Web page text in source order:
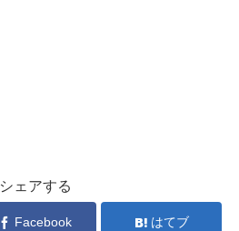
シェアする
Facebook はてブ